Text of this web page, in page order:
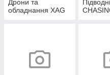
Дрони та
обладнання XAG